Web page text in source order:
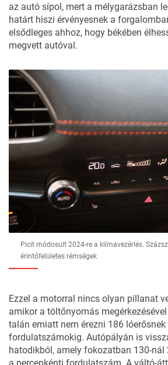
az autó sípol, mert a mélygarázsban
határt hiszi érvényesnek a
elsődleges ahhoz, hogy békében
megvett autóval.
Picit módosult 2024-re a klímavezérlés.
érintőfelületes rémségek
Ezzel a motorral nincs olyan pillanat
amikor a töltőnyomás
talán emiatt nem érezni 186
fordulatszámokig. Autópályán is
hatodikból, amely fokozatban 130-nál
a percenkénti fordulatszám. A váltó-